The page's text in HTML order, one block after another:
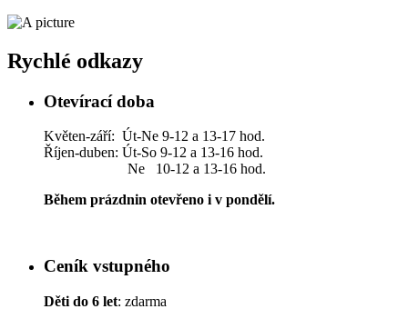
Rychlé odkazy
Otevírací doba
Květen-září: Út-Ne 9-12 a 13-17 hod.
Říjen-duben: Út-So 9-12 a 13-16 hod.
Ne 10-12 a 13-16 hod.
Během prázdnin otevřeno i v pondělí.
Ceník vstupného
Děti do 6 let: zdarma